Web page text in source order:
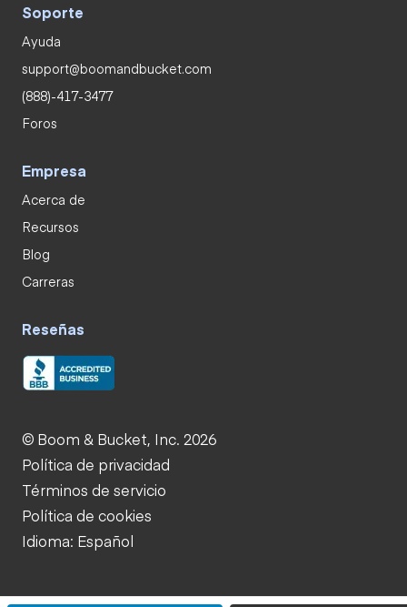
Soporte
Ayuda
support@boomandbucket.com
(888)-417-3477
Foros
Empresa
Acerca de
Recursos
Blog
Carreras
Reseñas
© Boom & Bucket, Inc. 2026
Política de privacidad
Términos de servicio
Política de cookies
Idioma: Español